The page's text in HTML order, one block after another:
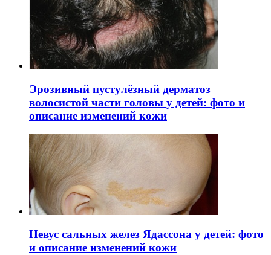
Эрозивный пустулёзный дерматоз
волосистой части головы у детей: фото и
описание изменений кожи
Невус сальных желез Ядассона у детей: фото
и описание изменений кожи